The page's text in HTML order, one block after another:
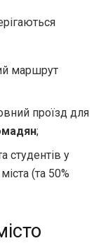
маршрут
проїзд для
;
студентів у
(та 50%